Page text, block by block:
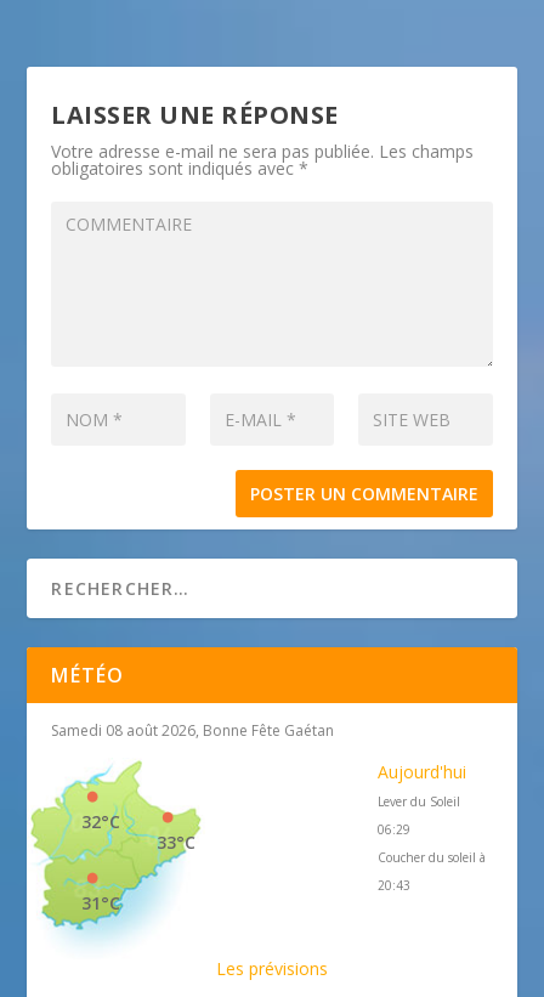
LAISSER UNE RÉPONSE
Votre adresse e-mail ne sera pas publiée. Les champs
obligatoires sont indiqués avec*
MÉTÉO
Samedi 08 août 2026, Bonne Fête Gaétan
33°C
32°C
31°C
Aujourd'hui
Lever du Soleil
06:29
Coucher du soleil à
20:43
Les prévisions